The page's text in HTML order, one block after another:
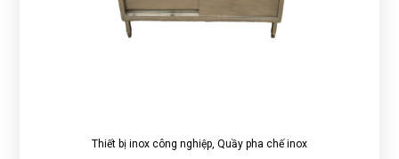
Thiết bị inox công nghiệp, Quầy pha chế inox